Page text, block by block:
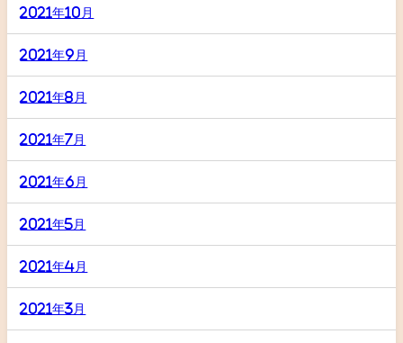
2021年10月
2021年9月
2021年8月
2021年7月
2021年6月
2021年5月
2021年4月
2021年3月